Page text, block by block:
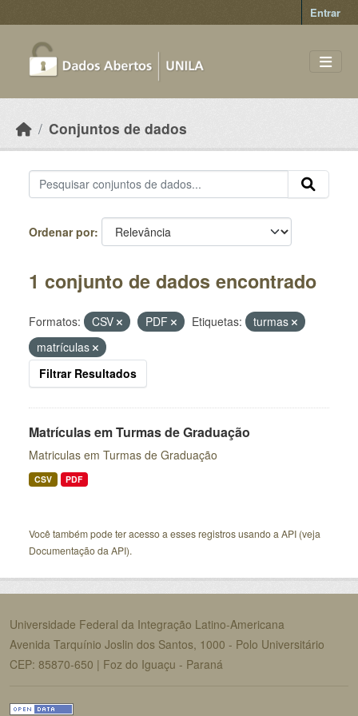
Entrar
Conjuntos de dados
Ordenar por
1 conjunto de dados encontrado
Formatos: CSV PDF Etiquetas:
turmas
matrículas
Filtrar Resultados
Matrículas em Turmas de Graduação
Matriculas em Turmas de Graduação
CSV PDF
Você também pode ter acesso a esses registros usando a API (veja
Documentação da API).
Universidade Federal da Integração Latino-Americana
Avenida Tarquínio Joslin dos Santos, 1000 - Polo Universitário
CEP: 85870-650 | Foz do Iguaçu - Paraná